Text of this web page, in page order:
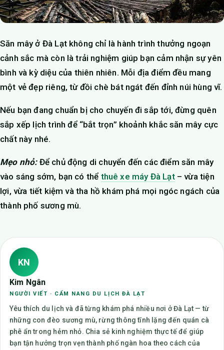
Săn mây ở Đà Lạt không chỉ là hành trình thưởng ngoạn
cảnh sắc mà còn là trải nghiệm giúp bạn cảm nhận sự yên
bình và kỳ diệu của thiên nhiên. Mỗi địa điểm đều mang
một vẻ đẹp riêng, từ đồi chè bát ngát đến đỉnh núi hùng vĩ.
Nếu bạn đang chuẩn bị cho chuyến đi sắp tới, đừng quên
sắp xếp lịch trình để “bắt trọn” khoảnh khắc săn mây cực
chất này nhé.
Mẹo nhỏ: Để chủ động di chuyển đến các điểm săn mây
vào sáng sớm, bạn có thể thuê xe máy Đà Lạt– vừa tiện
lợi, vừa tiết kiệm và tha hồ khám phá mọi ngóc ngách của
thành phố sương mù.
KN
Kim Ngân
NGƯỜI VIẾT · CẨM NANG DU LỊCH ĐÀ LẠT
Yêu thích du lịch và đã từng khám phá nhiều nơi ở Đà Lạt — từ
những con đèo sương mù, rừng thông tĩnh lặng đến quán cà
phê ẩn trong hẻm nhỏ. Chia sẻ kinh nghiệm thực tế để giúp
bạn tận hưởng trọn vẹn thành phố ngàn hoa theo cách của